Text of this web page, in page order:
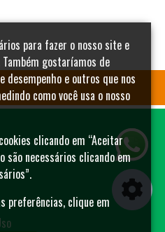
para fazer o nosso site e
gostaríamos de
desempenho e outros que nos
como você usa o nosso
clicando em “Aceitar
são necessários clicando em
preferências, clique em